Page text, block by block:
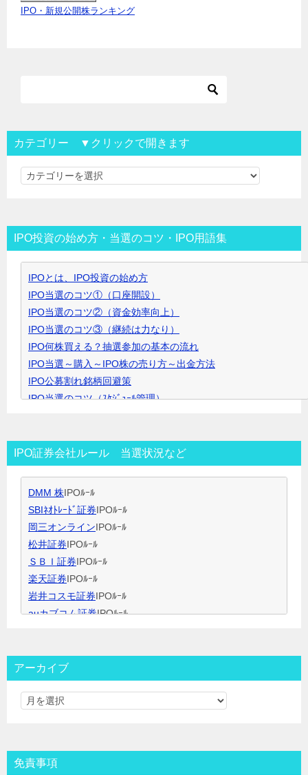
IPO・新規公開株ランキング
カテゴリー ▼クリックで開きます
カ
リ
ー
▼
ク
リ
ッ
ク
で
開
き
ま
IPO投資の始め方・当選のコツ・IPO用語集
IPOとは、IPO投資の始め方
IPO当選のコツ①（口座開設）
IPO当選のコツ②（資金効率向上）
IPO当選のコツ③（継続は力なり）
IPO何株買える？抽選参加の基本の流れ
IPO当選～購入～IPO株の売り方～出金方法
IPO公募割れ銘柄回避策
IPO当選のコツ（ｽｹｼﾞｭｰﾙ管理）
IPO当選のコツ（無理なく継続）
IPO閑散期、空白期間の過ごし方
IPO証券会社ルール 当選状況など
DMM 株IPOﾙｰﾙ
SBIﾈｵﾄﾚｰﾄﾞ証券IPOﾙｰﾙ
岡三オンラインIPOﾙｰﾙ
松井証券IPOﾙｰﾙ
ＳＢＩ証券IPOﾙｰﾙ
楽天証券IPOﾙｰﾙ
岩井コスモ証券IPOﾙｰﾙ
auカブコム証券IPOﾙｰﾙ
三菱ＵＦＪ証券
みずほ証券IPOﾙｰﾙ
ＳＭＢＣ日興証券
岡三証券IPOﾙｰﾙ
ＧＭＯクリック証券
アーカイブ
免責事項